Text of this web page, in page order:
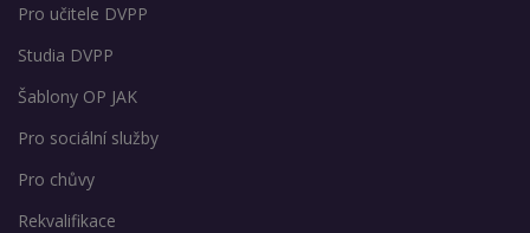
Pro učitele DVPP
Studia DVPP
Šablony OP JAK
Pro sociální služby
Pro chůvy
Rekvalifikace